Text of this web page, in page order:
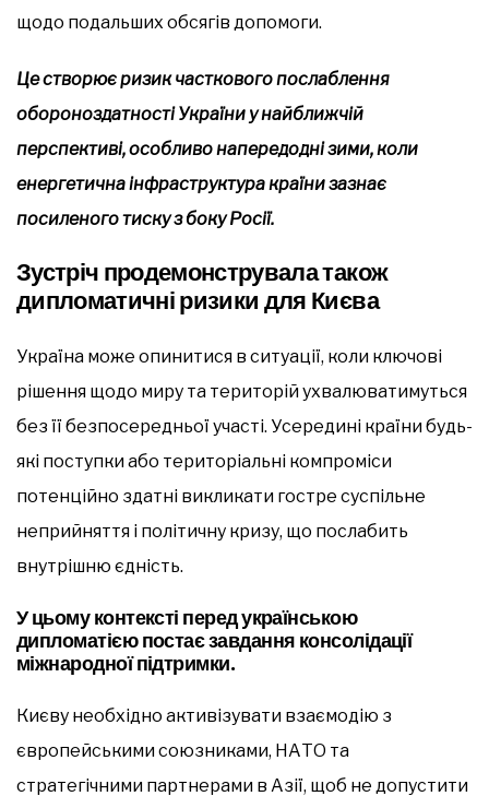
щодо подальших обсягів допомоги.
Це створює ризик часткового послаблення
обороноздатності України у найближчій
перспективі, особливо напередодні зими, коли
енергетична інфраструктура країни зазнає
посиленого тиску з боку Росії.
Зустріч продемонструвала також
дипломатичні ризики для Києва
Україна може опинитися в ситуації, коли ключові
рішення щодо миру та територій ухвалюватимуться
без її безпосередньої участі. Усередині країни будь-
які поступки або територіальні компроміси
потенційно здатні викликати гостре суспільне
неприйняття і політичну кризу, що послабить
внутрішню єдність.
У цьому контексті перед українською
дипломатією постає завдання консолідації
міжнародної підтримки.
Києву необхідно активізувати взаємодію з
європейськими союзниками, НАТО та
стратегічними партнерами в Азії, щоб не допустити